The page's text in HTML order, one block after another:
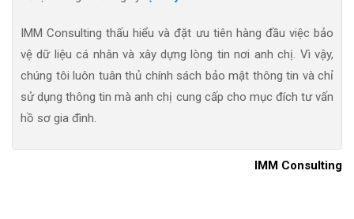
IMM Consulting thấu hiểu và đặt ưu tiên hàng đầu việc bảo
vệ dữ liệu cá nhân và xây dựng lòng tin nơi anh chị. Vì vậy,
chúng tôi luôn tuân thủ chính sách bảo mật thông tin và chỉ
sử dụng thông tin mà anh chị cung cấp cho mục đích tư vấn
hồ sơ gia đình.
IMM Consulting